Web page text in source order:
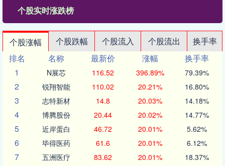
个股实时涨跌榜
个股涨幅 个股跌幅 个股流入 个股流出
换手率
排名
名称 最新价 涨幅
换手率
1
N展芯 116.52 396.89% 79.39%
2 锐翔智能 110.02 20.21% 16.80%
3 志特新材 14.8 20.03% 14.18%
4 博腾股份 20.44 20.02% 14.77%
5 近岸蛋白 46.72 20.01% 5.62%
6 毕得医药 61.6 20.01% 6.12%
7 五洲医疗 83.62 20.01% 18.37%